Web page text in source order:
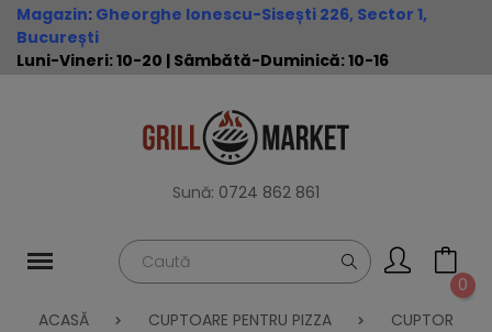
Magazin: Gheorghe Ionescu-Sisești 226, Sector 1,
București
Luni-Vineri: 10-20 | Sâmbătă-Duminică: 10-16
Sună: 0724 862 861
0
ACASĂ
CUPTOARE PENTRU PIZZA
CUPTOR